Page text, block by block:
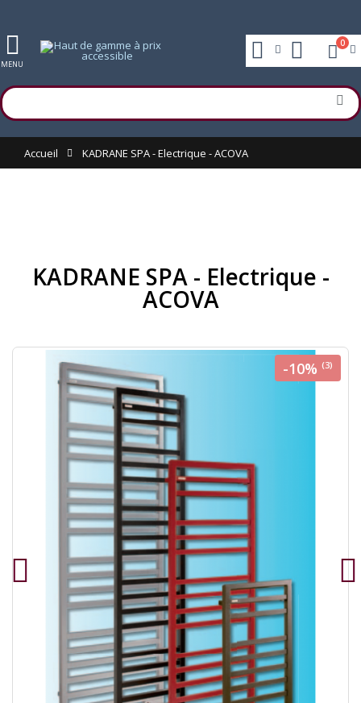
MENU
0
Accueil KADRANE SPA - Electrique - ACOVA
KADRANE SPA - Electrique -
ACOVA
-10% (3)